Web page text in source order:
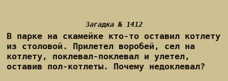
Загадка № 1412
В парке на скамейке кто-то оставил котлету
из столовой. Прилетел воробей, сел на
котлету, поклевал-поклевал и улетел,
оставив пол-котлеты. Почему недоклевал?